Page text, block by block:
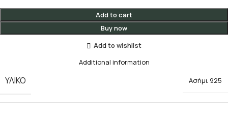
Add to cart
Buy now
Add to wishlist
Additional information
ΥΛΙΚΟ Ασήμι 925